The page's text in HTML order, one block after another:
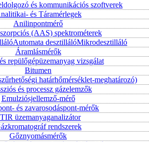
és kommunikációs szoftverek
és Táramérlegek
Anilinpontmérő
(AAS) spektrométerek
Automata desztillálóMikrodesztilláló
Áramlásmérők
repülőgépüzemanyag vizsgálat
Bitumen
határhőmérséklet-meghatározó)
és processz gázelemzők
Emulziósjellemző-mérő
és zavarosodáspont-mérők
üzemanyaganalizátor
rendszerek
Gőznyomásmérők